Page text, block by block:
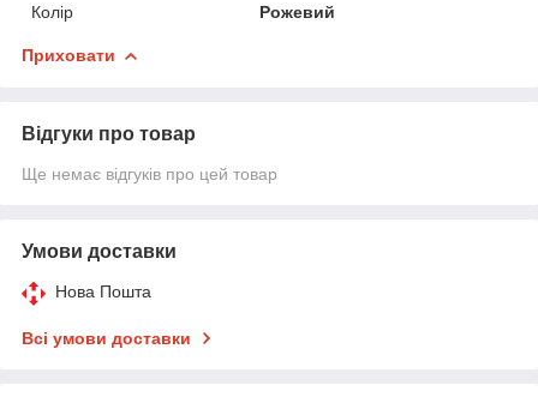
Колір
Рожевий
Приховати
Відгуки про товар
Ще немає відгуків про цей товар
Умови доставки
Нова Пошта
Всі умови доставки